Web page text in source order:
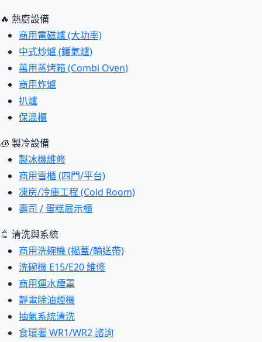
🔥 熱廚設備
商用電磁爐 (大功率)
中式炒爐 (鑊氣爐)
萬用蒸烤箱 (Combi Oven)
商用炸爐
扒爐
保溫櫃
🧊 製冷設備
製冰機維修
商用雪櫃 (四門/平台)
凍房/冷庫工程 (Cold Room)
壽司 / 蛋糕展示櫃
🚿 清洗與系統
商用洗碗機 (揭蓋/輸送帶)
洗碗機 E15/E20 維修
商用運水煙罩
靜電除油煙機
抽氣系統清洗
食環署 WR1/WR2 諮詢